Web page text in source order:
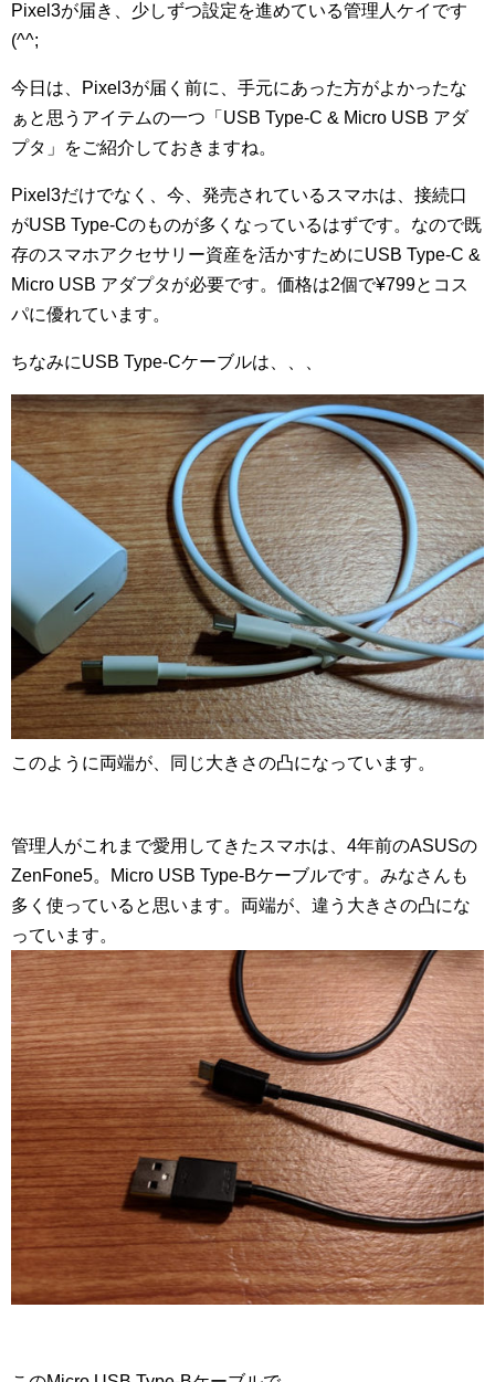
Pixel3が届き、少しずつ設定を進めている管理人ケイです
(^^;
今日は、Pixel3が届く前に、手元にあった方がよかったな
ぁと思うアイテムの一つ「USB Type-C & Micro USB アダ
プタ」をご紹介しておきますね。
Pixel3だけでなく、今、発売されているスマホは、接続口
がUSB Type-Cのものが多くなっているはずです。なので既
存のスマホアクセサリー資産を活かすためにUSB Type-C &
Micro USB アダプタが必要です。価格は2個で¥799とコス
パに優れています。
ちなみにUSB Type-Cケーブルは、、、
このように両端が、同じ大きさの凸になっています。
管理人がこれまで愛用してきたスマホは、4年前のASUSの
ZenFone5。Micro USB Type-Bケーブルです。みなさんも
多く使っていると思います。両端が、違う大きさの凸にな
っています。